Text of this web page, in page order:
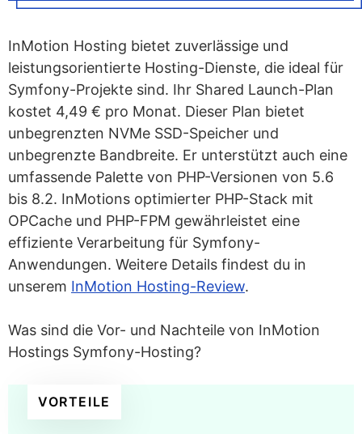
InMotion Hosting bietet zuverlässige und
leistungsorientierte Hosting-Dienste, die ideal für
Symfony-Projekte sind. Ihr Shared Launch-Plan
kostet 4,49 € pro Monat. Dieser Plan bietet
unbegrenzten NVMe SSD-Speicher und
unbegrenzte Bandbreite. Er unterstützt auch eine
umfassende Palette von PHP-Versionen von 5.6
bis 8.2. InMotions optimierter PHP-Stack mit
OPCache und PHP-FPM gewährleistet eine
effiziente Verarbeitung für Symfony-
Anwendungen. Weitere Details findest du in
unserem InMotion Hosting-Review.
Was sind die Vor- und Nachteile von InMotion
Hostings Symfony-Hosting?
VORTEILE